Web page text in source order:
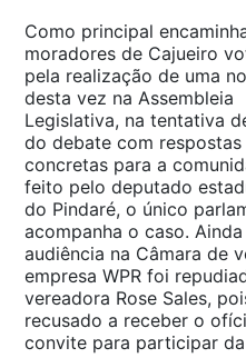
Como principal
moradores de Cajueiro
pela realização de uma
desta vez na Assembleia
Legislativa, na tentativa
do debate com respostas
concretas para a
feito pelo deputado
do Pindaré, o único
acompanha o caso. Ainda
audiência na Câmara de
empresa WPR foi
vereadora Rose Sales,
recusado a receber o
convite para participar